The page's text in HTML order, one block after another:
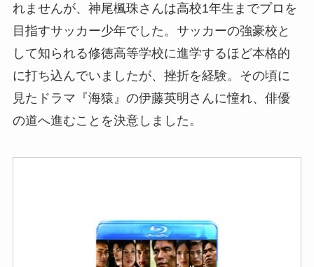
れませんが、神尾楓珠さんは高校1年生までプロを
目指すサッカー少年でした。サッカーの強豪校と
して知られる修徳高等学校に進学するほど本格的
に打ち込んでいましたが、挫折を経験。その頃に
見たドラマ『海猿』の伊藤英明さんに憧れ、俳優
の道へ進むことを決意しました。